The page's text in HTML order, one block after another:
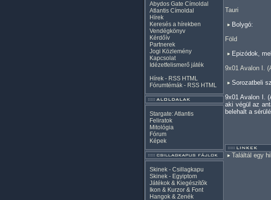
Abydos Gate Címoldal
Atlantis Címoldal
Hírek
Keresés a hírekben
Vendégkönyv
Kérdőív
Partnerek
Jogi Közlemény
Kapcsolat
Idézetfelismerő játék
Hírek - RSS HTML
Fórumtémák - RSS HTML
Stargate: Atlantis
Feliratok
Mitológia
Fórum
Képek
Skinek - Csillagkapu
Skinek - Egyiptom
Játékok & Kiegészítők
Ikon & Kurzor & Font
Hangok & Zenék
Tauri
Bolygó:
Föld
Epizódok,
9x01 Avalon I.
Sorozatbeli
9x01 Avalon I.
aki végül az
belehalt a
Találtál egy